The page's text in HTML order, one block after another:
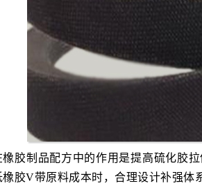
胶制品配方中的作用是提高硫化胶
橡胶V带原料成本时，合理设计补强